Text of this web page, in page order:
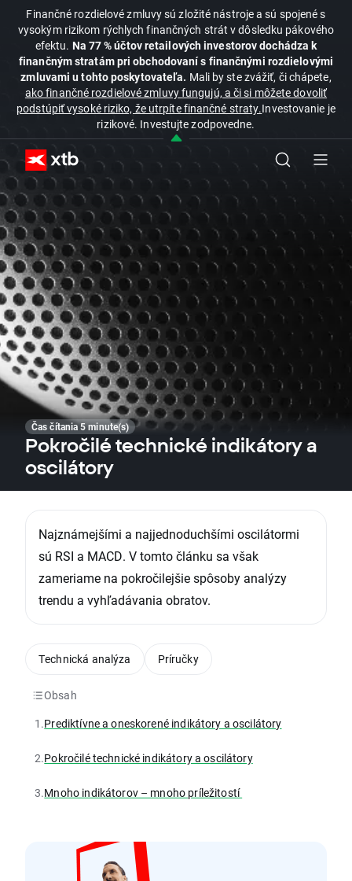
Finančné rozdielové zmluvy sú zložité nástroje a sú spojené s
vysokým rizikom rýchlych finančných strát v dôsledku pákového
efektu. Na 77 % účtov retailových investorov dochádza k
finančným stratám pri obchodovaní s finančnými rozdielovými
zmluvami u tohto poskytovateľa. Mali by ste zvážiť, či chápete,
ako finančné rozdielové zmluvy fungujú, a či si môžete dovoliť
podstúpiť vysoké riziko, že utrpíte finančné straty.Investovanie je
rizikové. Investujte zodpovedne.
Čas čítania 5 minute(s)
Pokročilé technické indikátory a
oscilátory
Najznámejšími a najjednoduchšími oscilátormi
sú RSI a MACD. V tomto článku sa však
zameriame na pokročilejšie spôsoby analýzy
trendu a vyhľadávania obratov.
Obsah
1.Prediktívne a oneskorené indikátory a oscilátory
2.Pokročilé technické indikátory a oscilátory
3.Mnoho indikátorov – mnoho príležitostí
Technická analýza Príručky